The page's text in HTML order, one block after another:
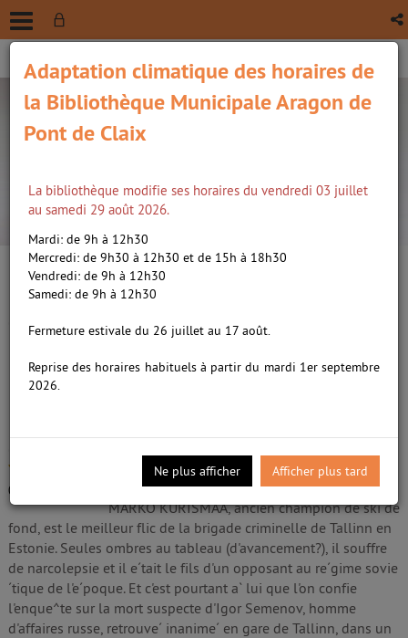
recherche avancée
/5
0
Le train pour Tallinn, la
première enquête de Marko
Kurismaa /
Livre
Saar, Arno (1964-....). Auteur
Edité parla Fosse aux ours. Lyon- 2019
MARKO KURISMAA, ancien champion de ski de
fond, est le meilleur flic de la brigade criminelle de Tallinn en
Estonie. Seules ombres au tableau (d'avancement?), il souffre
de narcolepsie et il e´tait le fils d'un opposant au re´gime sovie
´tique de l'e´poque. Et c'est pourtant a` lui que l'on confie
l'enque^te sur la mort suspecte d'Igor Semenov, homme
d'affaires russe, retrouve´ inanime´ en gare de Tallinn, dans un
Adaptation climatique des horaires de
la Bibliothèque Municipale Aragon de
Pont de Claix
La bibliothèque modifie ses horaires du vendredi 03 juillet
au samedi 29 août 2026.
Mardi: de 9h à 12h30
Mercredi: de 9h30 à 12h30 et de 15h à 18h30
Vendredi: de 9h à 12h30
Samedi: de 9h à 12h30
Fermeture estivale du 26 juillet au 17 août.
Reprise des horaires habituels à partir du mardi 1er septembre
2026.
Ne plus afficher Afficher plus tard